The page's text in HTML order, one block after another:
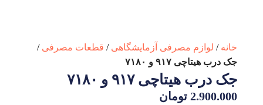
خانه لوازم مصرفی آزمایشگاهی
قطعات مصرفی
جک درب هیتاچی ۹۱۷ و ۷۱۸۰
جک درب هیتاچی ۹۱۷ و ۷۱۸۰
2.900.000 تومان